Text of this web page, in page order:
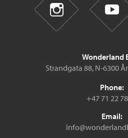
Wonderland
Strandgata 88, N-6300
Phone:
+47 71 22
Email: